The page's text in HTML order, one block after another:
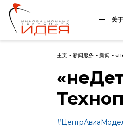
关
主页 - 新闻服务 - 新闻 -